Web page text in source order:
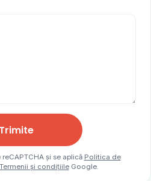
Trimite
și se aplică Politica de
Termenii și condițiileGoogle.